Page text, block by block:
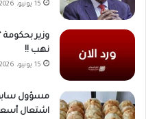
15 يونيو، 2026
وزير
نهب !!
15 يونيو، 2026
مسؤول سابق
اشتعال